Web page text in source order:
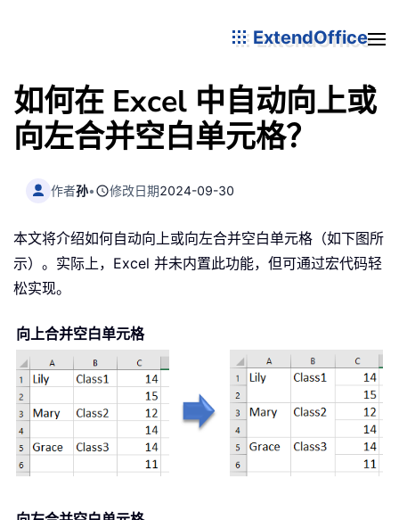
ExtendOffice
如何在 Excel 中自动向上或
向左合并空白单元格？
作者孙• 修改日期2024-09-30
本文将介绍如何自动向上或向左合并空白单元格（如下图所
示）。实际上，Excel 并未内置此功能，但可通过宏代码轻
松实现。
向上合并空白单元格